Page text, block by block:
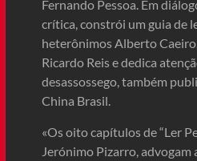
Fernando Pessoa. Em
crítica, constrói um guia de
heterônimos Alberto
Ricardo Reis e dedica
desassossego, também
China Brasil.
«Os oito capítulos de “Ler
Jerónimo Pizarro, advogam